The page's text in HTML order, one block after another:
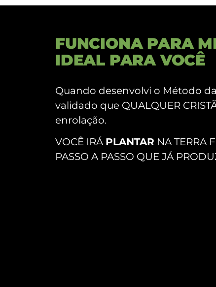
FUNCIONA PARA
IDEAL PARA VOCÊ
Quando desenvolvi o Método
validado que QUALQUER
enrolação.
VOCÊ IRÁ PLANTAR NA TERRA
PASSO A PASSO QUE JÁ